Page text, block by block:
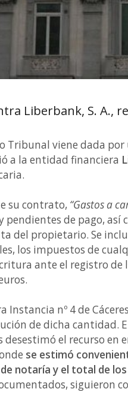
Liberbank, S. A.,
Tribunal viene dada
a la entidad financiera
su contrato, “Gastos a
pendientes de pago,
del propietario. Se
los impuestos de
ante el registro de
Instancia nº 4 de
de dicha cantidad.
desestimó el recurso en
se estimó
notaría y el total de
siguieron